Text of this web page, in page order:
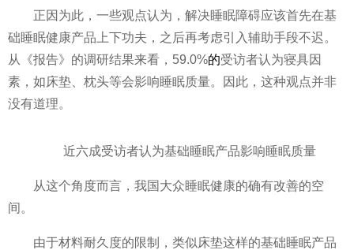
正因为此，一些观点认为，解决睡眠障碍应该首先在基
础睡眠健康产品上下功夫，之后再考虑引入辅助手段不迟。
从《报告》的调研结果来看，59.0%的受访者认为寝具因
素，如床垫、枕头等会影响睡眠质量。因此，这种观点并非
没有道理。
近六成受访者认为基础睡眠产品影响睡眠质量
从这个角度而言，我国大众睡眠健康的确有改善的空
间。
由于材料耐久度的限制，类似床垫这样的基础睡眠产品